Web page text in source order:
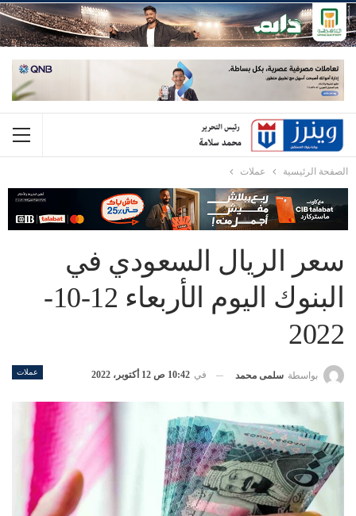
الصفحة الرئيسية عملات
سعر الريال السعودي في
البنوك اليوم الأربعاء 12-10-
2022
عملات بواسطة سلمى محمد في 10:42 ص 12 أكتوبر، 2022